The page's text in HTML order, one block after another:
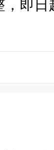
，即日